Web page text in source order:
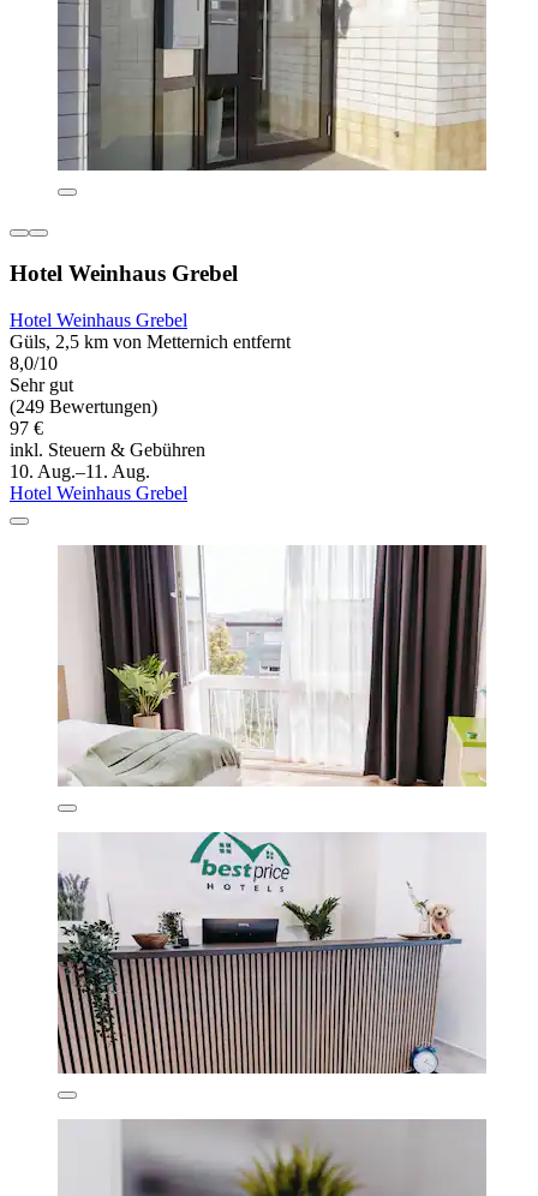
Hotel Weinhaus Grebel
Hotel Weinhaus Grebel
Güls, 2,5 km von Metternich entfernt
8,0/10
Sehr gut
(249 Bewertungen)
97 €
inkl. Steuern & Gebühren
10. Aug.–11. Aug.
Hotel Weinhaus Grebel